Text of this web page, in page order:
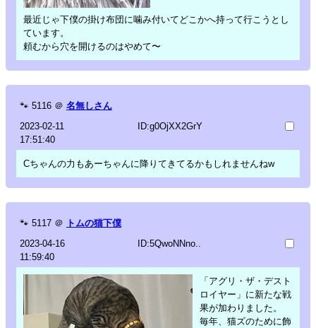
最近じゃ下僕の掛け布団に噛み付いてどこかへ持って行こうとし
ています。
頼むから穴を開けるのはやめて〜
🐾 5116 ＠ 名無しさん
2023-02-11
17:51:40
ID:g0OjXX2GrY
Cちゃんの力もあーちゃんに降りてきてるかもしれませんねw
🐾 5117 ＠ トムの猫下僕
2023-04-16
11:59:40
ID:5QwoNNno..
「アグリ・ザ・デスト
ロイヤー」に新たな戦
果が加わりました。
毎年、猫ズのために飾